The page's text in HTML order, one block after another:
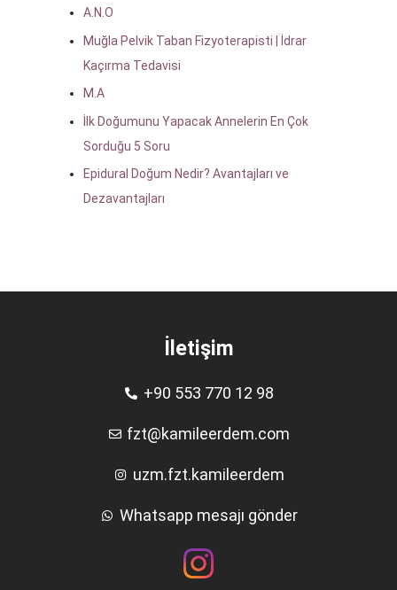
A.N.O
Muğla Pelvik Taban Fizyoterapisti | İdrar
Kaçırma Tedavisi
M.A
İlk Doğumunu Yapacak Annelerin En Çok
Sorduğu 5 Soru
Epidural Doğum Nedir? Avantajları ve
Dezavantajları
İletişim
+90 553 770 12 98
fzt@kamileerdem.com
uzm.fzt.kamileerdem
Whatsapp mesajı gönder